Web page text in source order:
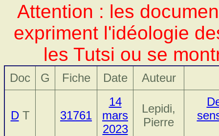
Attention : les
expriment l'idéologie
les Tutsi ou se
Doc G Fiche Date Auteur
DT 31761
14
mars
2023
Lepidi,
Pierre